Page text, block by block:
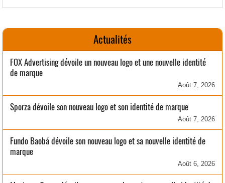
Actualités
FOX Advertising dévoile un nouveau logo et une nouvelle identité
de marque
Août 7, 2026
Sporza dévoile son nouveau logo et son identité de marque
Août 7, 2026
Fundo Baobá dévoile son nouveau logo et sa nouvelle identité de
marque
Août 6, 2026